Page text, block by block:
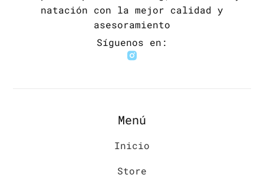
natación con la mejor calidad y
asesoramiento
Síguenos en:
Menú
Inicio
Store